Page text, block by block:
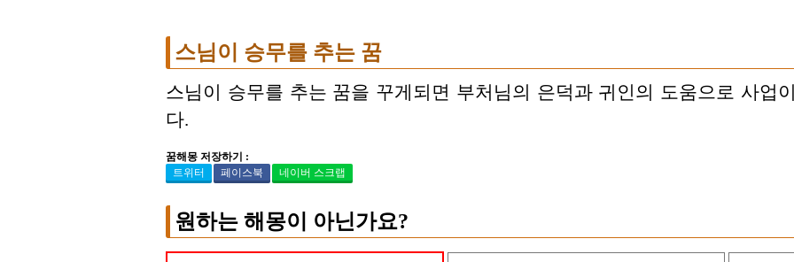
스님이 승무를 추는 꿈
스님이 승무를 추는 꿈을 꾸게되면 부처님의 은덕과 귀인의 도움으로 사업
다.
꿈해몽 저장하기 :
트위터
페이스북 네이버 스크랩
원하는 해몽이 아닌가요?